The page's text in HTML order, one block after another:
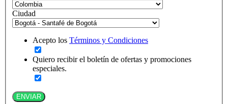
Ciudad
Acepto los Términos y Condiciones
Quiero recibir el boletín de ofertas y promociones
especiales.
ENVIAR